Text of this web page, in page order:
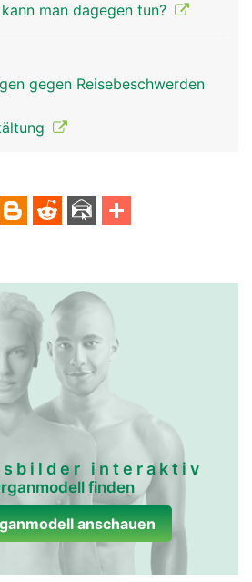
man dagegen tun?
gegen Reisebeschwerden
interaktiv
finden
anschauen